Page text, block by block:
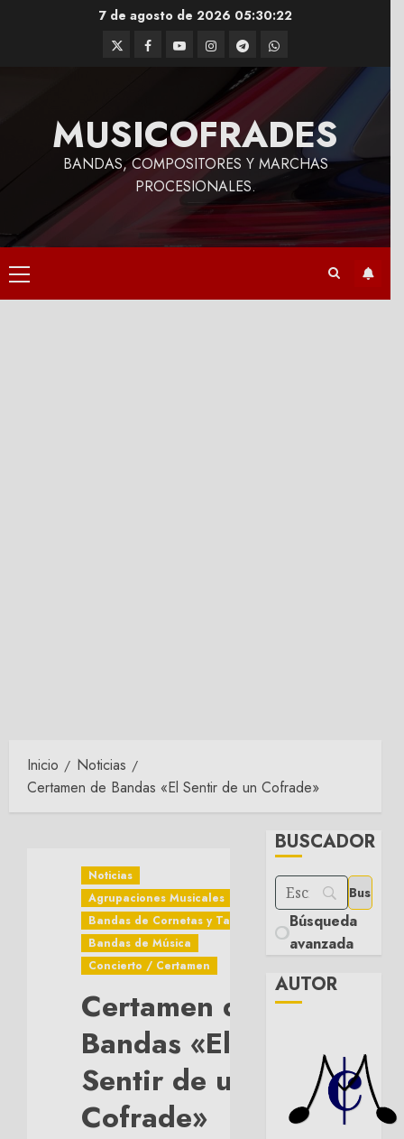
7 de agosto de 2026 05:30:23
TwitterFacebook
YoutubeInstagram
TelegramWhatsApp
MUSICOFRADES
BANDAS, COMPOSITORES Y MARCHAS
PROCESIONALES.
Menú
principal
Inicio
Noticias
Certamen de Bandas «El Sentir de un Cofrade»
Noticias
Agrupaciones Musicales
Bandas de Cornetas y Tambores
Bandas de Música
Concierto / Certamen
Certamen de
Bandas «El
Sentir de un
Cofrade»
BUSCADOR
Búsqueda
avanzada
AUTOR